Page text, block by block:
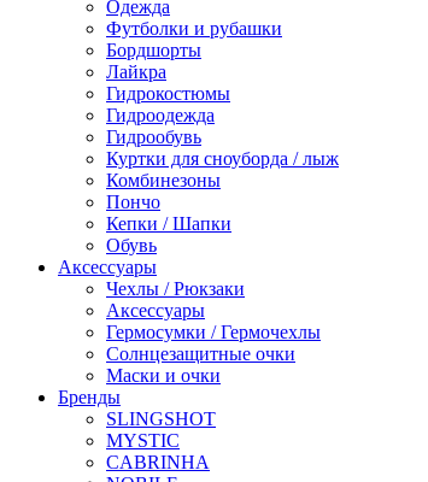
Одежда
Футболки и рубашки
Бордшорты
Лайкра
Гидрокостюмы
Гидроодежда
Гидрообувь
Куртки для сноуборда / лыж
Комбинезоны
Пончо
Кепки / Шапки
Обувь
Аксессуары
Чехлы / Рюкзаки
Аксессуары
Гермосумки / Гермочехлы
Солнцезащитные очки
Маски и очки
Бренды
SLINGSHOT
MYSTIC
CABRINHA